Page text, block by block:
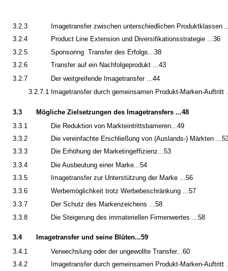
3.2.3
Imagetransfer zwischen unterschiedlichen Produktklassen
3.2.4
Product Line Extension und Diversifikationsstrategie ...36
3.2.5
Sponsoring ­ Transfer des Erfolgs...38
3.2.6
Transfer auf ein Nachfolgeprodukt ...43
3.2.7
Der weitgreifende Imagetransfer ...44
3.2.7.1 Imagetransfer durch gemeinsamen Produkt-Marken-Auftritt
3.3
Mögliche Zielsetzungen des Imagetransfers ...48
3.3.1
Die Reduktion von Markteintrittsbarrieren...49
3.3.2
Die vereinfachte Erschließung von (Auslands-) Märkten
3.3.3
Die Erhöhung der Marketingeffizienz...53
3.3.4
Die Ausbeutung einer Marke...54
3.3.5
Imagetransfer zur Unterstützung der Marke ...56
3.3.6
Werbemöglichkeit trotz Werbebeschränkung ...57
3.3.7
Der Schutz des Markenzeichens ...58
3.3.8
Die Steigerung des immateriellen Firmenwertes ...58
3.4
Imagetransfer und seine Blüten...59
3.4.1
Verwechslung oder der ungewollte Transfer...60
3.4.2
Imagetransfer durch gemeinsamen Produkt-Marken-Auftritt